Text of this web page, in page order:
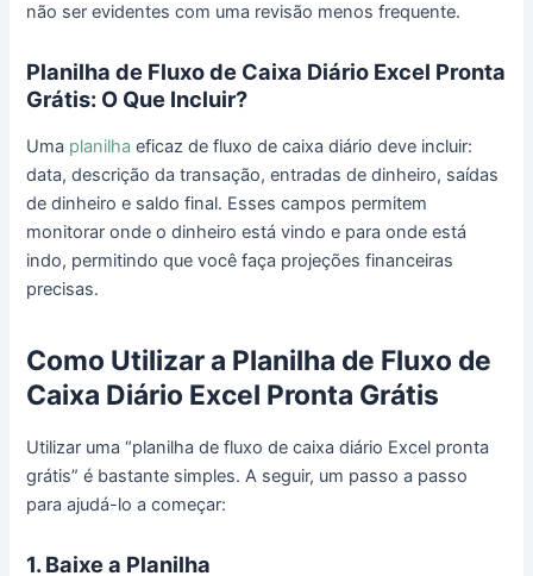
não ser evidentes com uma revisão menos frequente.
Planilha de Fluxo de Caixa Diário Excel Pronta
Grátis: O Que Incluir?
Uma planilha eficaz de fluxo de caixa diário deve incluir:
data, descrição da transação, entradas de dinheiro, saídas
de dinheiro e saldo final. Esses campos permitem
monitorar onde o dinheiro está vindo e para onde está
indo, permitindo que você faça projeções financeiras
precisas.
Como Utilizar a Planilha de Fluxo de
Caixa Diário Excel Pronta Grátis
Utilizar uma “planilha de fluxo de caixa diário Excel pronta
grátis” é bastante simples. A seguir, um passo a passo
para ajudá-lo a começar:
1. Baixe a Planilha